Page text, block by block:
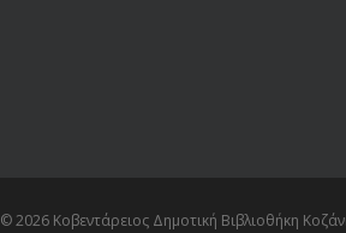
© 2026 Κοβεντάρειος Δημοτική Βιβλιοθήκη